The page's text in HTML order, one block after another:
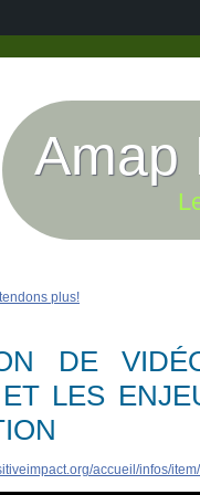
Amap
plus!
DE
LES
accueil/infos/